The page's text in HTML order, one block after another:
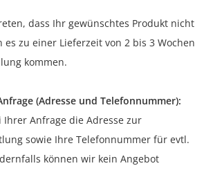
dass Ihr gewünschtes Produkt nicht
es zu einer Lieferzeit von 2 bis 3 Wochen
kommen.
(Adresse und Telefonnummer):
Ihrer Anfrage die Adresse zur
sowie Ihre Telefonnummer für evtl.
können wir kein Angebot